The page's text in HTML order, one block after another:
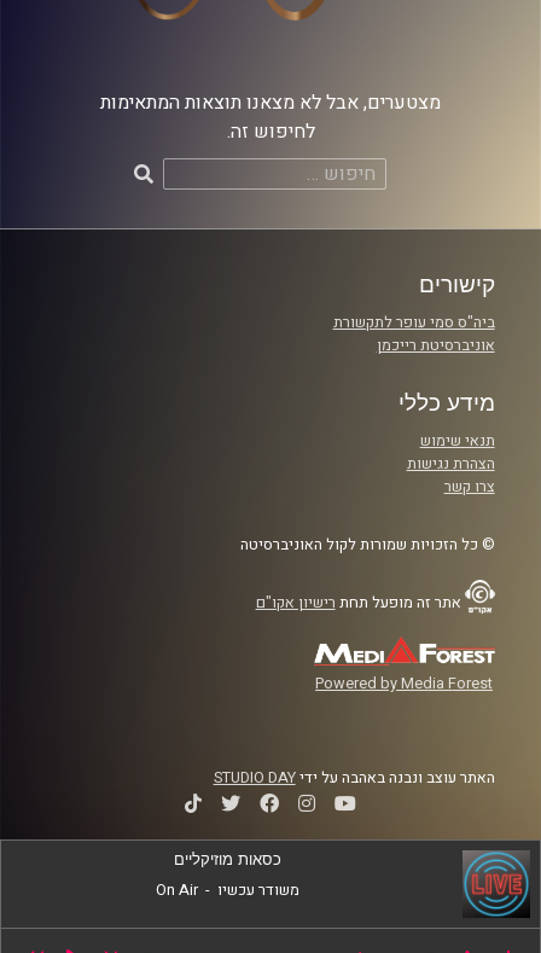
מצטערים, אבל לא מצאנו תוצאות המתאימות
לחיפוש זה.
חיפוש:
קישורים
ביה"ס סמי עופר לתקשורת
אוניברסיטת רייכמן
מידע כללי
תנאי שימוש
הצהרת נגישות
צרו קשר
© כל הזכויות שמורות לקול האוניברסיטה
אתר זה מופעל תחת רישיון אקו"ם
Powered by Media Forest
האתר עוצב ונבנה באהבה על ידיSTUDIO DAY
כסאות מוזיקליים
משודר עכשיו -
On Air